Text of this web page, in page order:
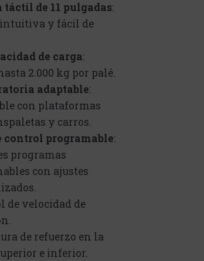
de 11 pulgadas:
y fácil de
de carga:
2.000 kg por palé.
adaptable:
con plataformas
y carros.
control programable:
programas
con ajustes
de velocidad de
de refuerzo en la
e inferior.